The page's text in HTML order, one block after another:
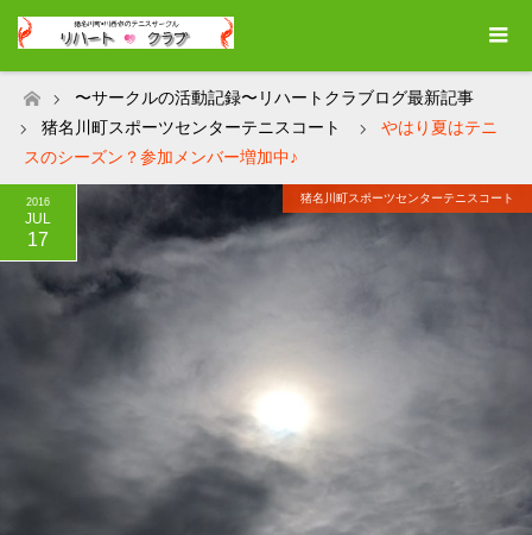
〜サークルの活動記録〜リハートクラブログ最新記事
猪名川町スポーツセンターテニスコート
やはり夏はテニ
スのシーズン？参加メンバー増加中♪
2016
JUL
17
猪名川町スポーツセンターテニスコート